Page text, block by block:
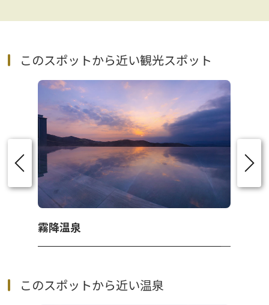
このスポットから近い観光スポット
霧降温泉
このスポットから近い温泉